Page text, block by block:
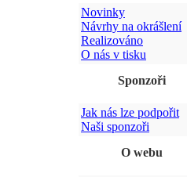
Novinky
Návrhy na okrášlení
Realizováno
O nás v tisku
Sponzoři
Jak nás lze podpořit
Naši sponzoři
O webu